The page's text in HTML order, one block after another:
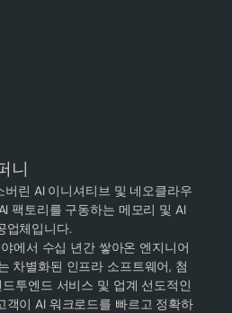
니
버린 AI 이니셔티브 및 네오클라우
팩토리를 구동하는 메모리 및 AI
업체입니다.
에서 수십 년간 쌓아온 엔지니어
차별화된 인프라 소프트웨어, 첨
투엔드 서비스 및 업계 선도적인
객이 AI 워크로드를 빠르고 정확하